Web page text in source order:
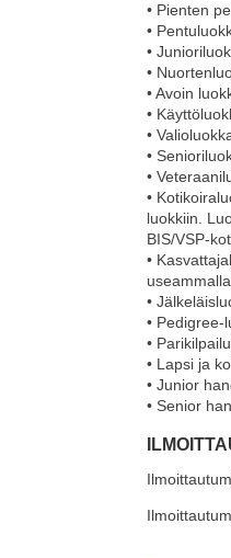
• Pienten
•
•
•
• Avoin
•
•
•
•
•
luokkiin.
BIS/VSP-
•
•
•
•
• Lapsi ja
• Junior
• Senior